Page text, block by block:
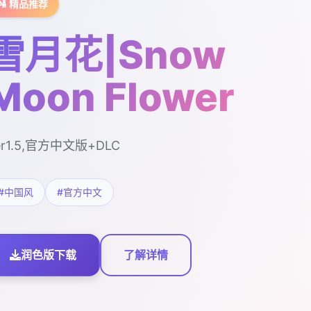
精品推荐
月花|Snow
Flower
官方中文版+DLC
中国风 #官方中文
润色版下载 了解详情